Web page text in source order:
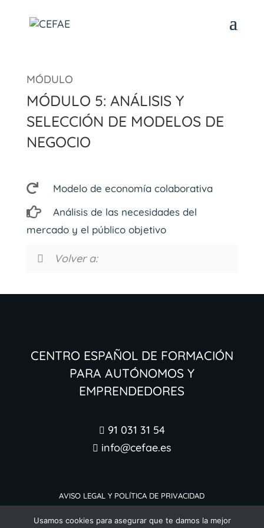
Módulo 5: Análisis y
selección de modelos de
negocio
Modelo de economía colaborativa
Análisis de las necesidades del
mercado y el público objetivo
Volver a:
Centro Español de Formación
para Autónomos y
Emprendedores
 91 031 31 54
 info@cefae.es
Aviso legal y Política de Privacidad
Usamos cookies para asegurar que te damos la mejor